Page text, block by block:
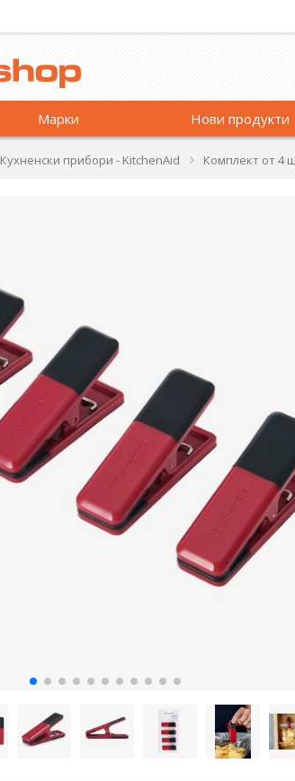
Марки Нови продукти
Кухненски прибори - KitchenAid Комплект от 4